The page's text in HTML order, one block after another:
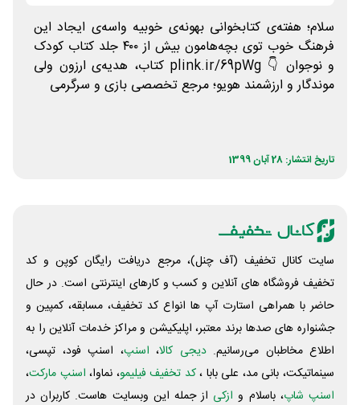
سلام؛ هفته‌ی کتابخوانی بهونه‌ی خوبیه واسه‌ی ایجاد این
فرهنگ خوب توی بچه‌هامون بیش از ۴۰۰ جلد کتاب کودک
و نوجوان 👇 plink.ir/69pWg کتاب، هدیه‌ی ارزون ولی
موندگار و ارزشمند هویو؛ مرجع تخصصی بازی و سرگرمی
تاریخ انتشار: 28 آبان 1399
سایت کانال تخفیف (آف چنل)، مرجع دریافت رایگان کوپن و کد
تخفیف فروشگاه های آنلاین و کسب و‌ کارهای اینترنتی است. در حال
حاضر با همراهی استارت آپ ها انواع کد تخفیف، مسابقه، کمپین و
جشنواره های صدها برند معتبر، اپلیکیشن و مراکز خدمات آنلاین را به
اطلاع مخاطبان می‌رسانیم. دیجی کالا، اسنپ، اسنپ فود، تپسی،
سینماتیکت، بانی مد، علی‌ بابا ،کد تخفیف فیلیمو، نماوا، اسنپ مارکت،
اسنپ شاپ، باسلام و ازکی از جمله این وبسایت ‌هاست. کاربران در